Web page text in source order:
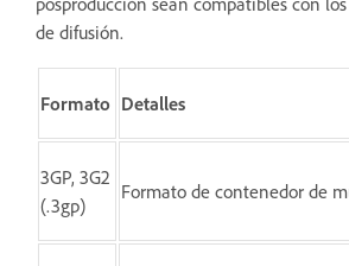
de difusión.
Formato Detalles
3GP, 3G2
(.3gp)
Formato de contenedor de